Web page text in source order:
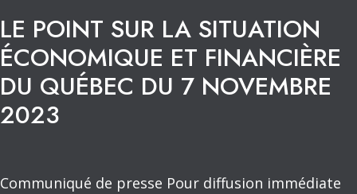
LE POINT SUR LA SITUATION
ÉCONOMIQUE ET FINANCIÈRE
DU QUÉBEC DU 7 NOVEMBRE
2023
Communiqué de presse Pour diffusion immédiate